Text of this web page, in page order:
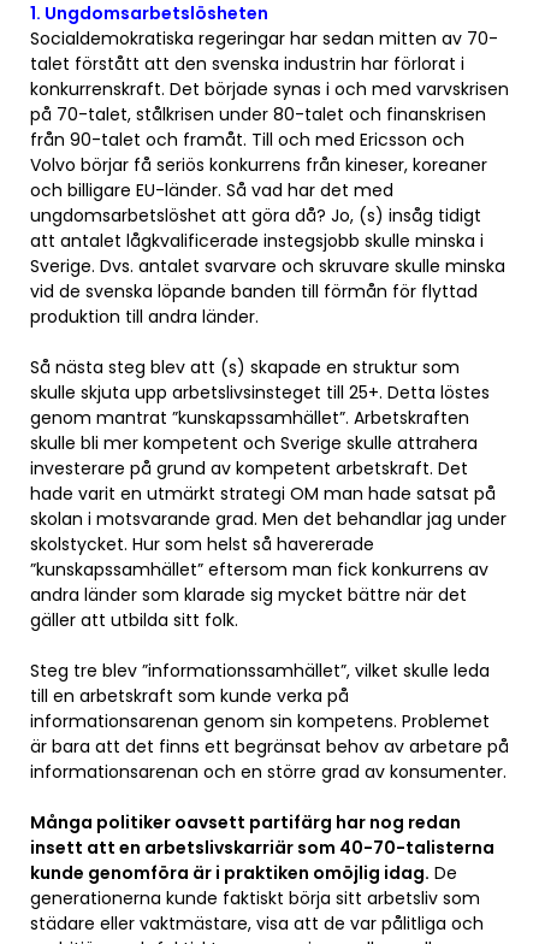
1. Ungdomsarbetslösheten
Socialdemokratiska regeringar har sedan mitten av 70-
talet förstått att den svenska industrin har förlorat i
konkurrenskraft. Det började synas i och med varvskrisen
på 70-talet, stålkrisen under 80-talet och finanskrisen
från 90-talet och framåt. Till och med Ericsson och
Volvo börjar få seriös konkurrens från kineser, koreaner
och billigare EU-länder. Så vad har det med
ungdomsarbetslöshet att göra då? Jo, (s) insåg tidigt
att antalet lågkvalificerade instegsjobb skulle minska i
Sverige. Dvs. antalet svarvare och skruvare skulle minska
vid de svenska löpande banden till förmån för flyttad
produktion till andra länder.
Så nästa steg blev att (s) skapade en struktur som
skulle skjuta upp arbetslivsinsteget till 25+. Detta löstes
genom mantrat ”kunskapssamhället”. Arbetskraften
skulle bli mer kompetent och Sverige skulle attrahera
investerare på grund av kompetent arbetskraft. Det
hade varit en utmärkt strategi OM man hade satsat på
skolan i motsvarande grad. Men det behandlar jag under
skolstycket. Hur som helst så havererade
”kunskapssamhället” eftersom man fick konkurrens av
andra länder som klarade sig mycket bättre när det
gäller att utbilda sitt folk.
Steg tre blev ”informationssamhället”, vilket skulle leda
till en arbetskraft som kunde verka på
informationsarenan genom sin kompetens. Problemet
är bara att det finns ett begränsat behov av arbetare på
informationsarenan och en större grad av konsumenter.
Många politiker oavsett partifärg har nog redan
insett att en arbetslivskarriär som 40-70-talisterna
kunde genomföra är i praktiken omöjlig idag. De
generationerna kunde faktiskt börja sitt arbetsliv som
städare eller vaktmästare, visa att de var pålitliga och